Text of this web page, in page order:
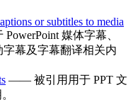
or subtitles to media
媒体字幕、
字幕及字幕翻译相关内
—— 被引用用于 PPT 文